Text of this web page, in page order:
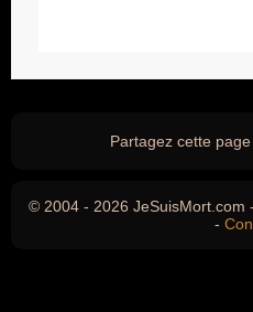
Partagez cette
© 2004 - 2026 JeSuisMort.com -
-